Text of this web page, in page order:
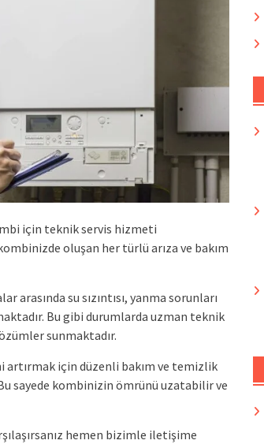
için teknik servis hizmeti
oluşan her türlü arıza ve bakım
arasında su sızıntısı, yanma sorunları
Bu gibi durumlarda uzman teknik
sunmaktadır.
için düzenli bakım ve temizlik
sayede kombinizin ömrünü uzatabilir ve
hemen bizimle iletişime